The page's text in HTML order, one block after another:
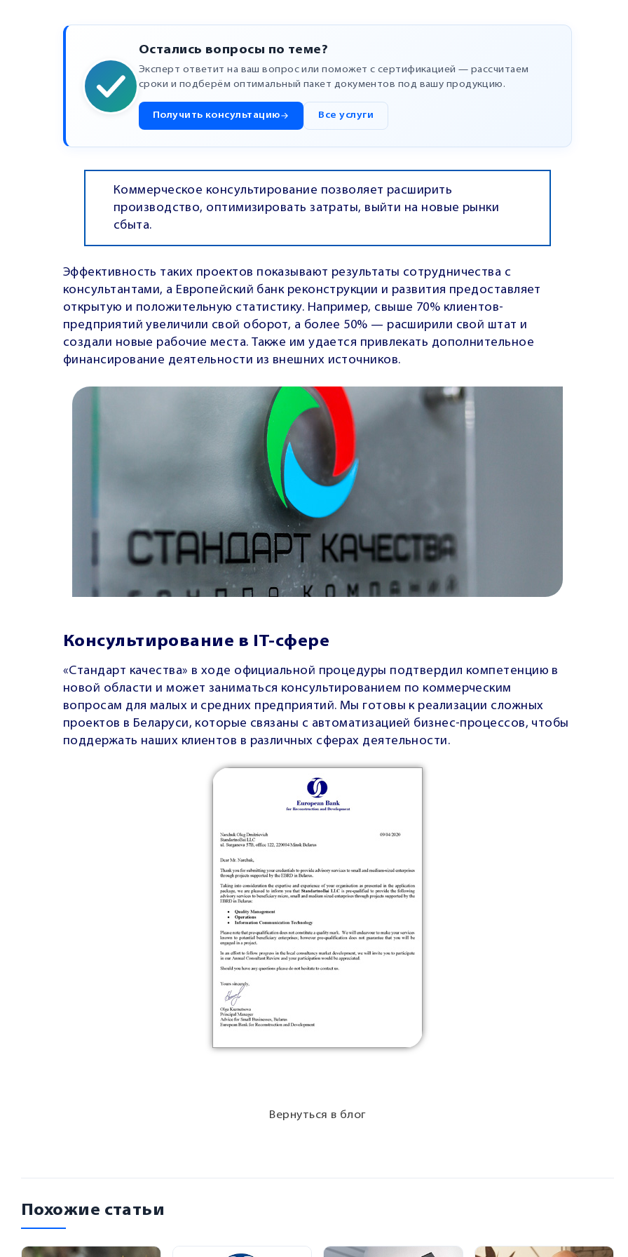
Остались вопросы по теме?
Эксперт ответит на ваш вопрос или поможет с сертификацией — рассчитаем
сроки и подберём оптимальный пакет документов под вашу продукцию.
Получить консультацию Все услуги
Коммерческое консультирование позволяет расширить
производство, оптимизировать затраты, выйти на новые рынки
сбыта.
Эффективность таких проектов показывают результаты сотрудничества с
консультантами, а Европейский банк реконструкции и развития предоставляет
открытую и положительную статистику. Например, свыше 70% клиентов-
предприятий увеличили свой оборот, а более 50% — расширили свой штат и
создали новые рабочие места. Также им удается привлекать дополнительное
финансирование деятельности из внешних источников.
Консультирование в IT-сфере
«Стандарт качества» в ходе официальной процедуры подтвердил компетенцию в
новой области и может заниматься консультированием по коммерческим
вопросам для малых и средних предприятий. Мы готовы к реализации сложных
проектов в Беларуси, которые связаны с автоматизацией бизнес-процессов, чтобы
поддержать наших клиентов в различных сферах деятельности.
Вернуться в блог
Похожие статьи